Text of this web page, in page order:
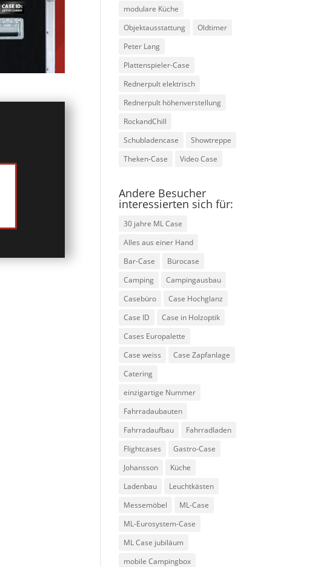
modulare Küche
Objektausstattung
Oldtimer
Peter Lang
Plattenspieler-Case
Rednerpult elektrisch
Rednerpult höhenverstellung
RockandChill
Schubladencase
Showtreppe
Theken-Case
Video Case
Andere Besucher
interessierten sich für:
30 jahre ML Case
Alles aus einer Hand
Bar-Case
Bürocase
Camping
Campingausbau
Casebüro
Case Hochglanz
Case ID
Case in Holzoptik
Cases Europalette
Case weiss
Case Zapfanlage
Catering
einzigartige Nummer
Fahrradaubauten
Fahrradaufbau
Fahrradladen
Flightcases
Gastro-Case
Johansson
Küche
Ladenbau
Leuchtkästen
Messemöbel
ML-Case
ML-Eurosystem-Case
ML Case jubiläum
mobile Campingbox